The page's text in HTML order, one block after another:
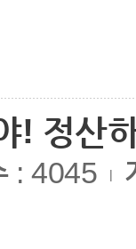
! 정산
: 4045 |